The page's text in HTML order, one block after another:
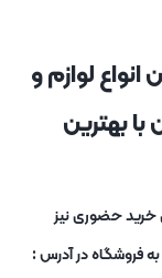
لوازم و
بهترین
خرید حضوری نیز
به فروشگاه در آدرس :